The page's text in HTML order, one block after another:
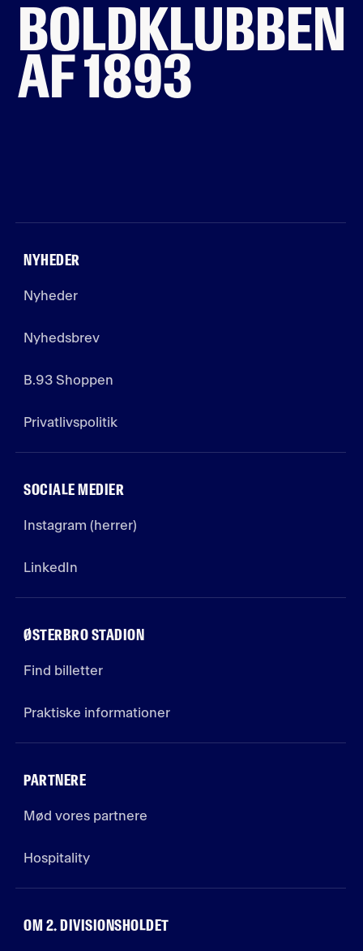
BOLDKLUBBEN
AF 1893
NYHEDER
Nyheder
Nyhedsbrev
B.93 Shoppen
Privatlivspolitik
SOCIALE MEDIER
Instagram (herrer)
LinkedIn
ØSTERBRO STADION
Find billetter
Praktiske informationer
PARTNERE
Mød vores partnere
Hospitality
OM 2. DIVISIONSHOLDET